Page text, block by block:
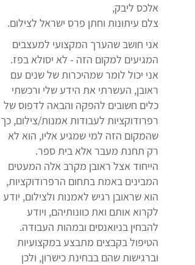
אלכס ליבק,
צלם עיתונות וחתן פרס ישראל לצילום.
אני חושב שהערך המקצועי למעצבים
המגיעים למקום הזה - לא יסולא בפז.
אני יכול לומר שמהיכרות של שנים עם
ראובן, העשרתי את הידע שלי ורכשתי
כלים חשובים להפקה והבאה לדפוס של
רפרודוקציות לעבודות אמנות/צילום, כך
שהמקום הזה למי שמגיע אליו, הוא לא
רק תחנת מעבר אלא בית ספר.
הייחוד אצל ראובן מקרב אלה המעטים
המבינים באמת בתחום הרפרודוקציות,
הוא שראובן רגיש לאמנות ולצילום, יודע
לקרוא אותם ואת כוונותיהם, ויודע
להבחין בניואנסים ובמהות העבודה.
הטיפול בקבצים מתבצע במקצועיות
וברגישות שהם בבחינת כישרון, ולכן